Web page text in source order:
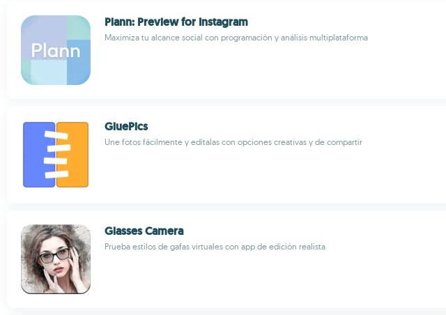
Plann: Preview for Instagram
Maximiza tu alcance social con programación y análisis multiplataforma
GluePics
Une fotos fácilmente y edítalas con opciones creativas y de compartir
Glasses Camera
Prueba estilos de gafas virtuales con app de edición realista